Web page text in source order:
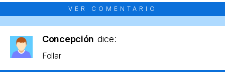
VER COMENTARIO
Concepción dice:
Follar